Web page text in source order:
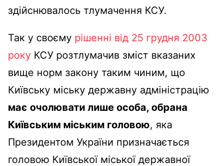
здійснювалось тлумачення КСУ.
Так у своєму рішенні від 25 грудня 2003
року КСУ розтлумачив зміст вказаних
вище норм закону таким чиним, що
Київську міську державну адміністрацію
має очолювати лише особа, обрана
Київським міським головою, яка
Президентом України призначається
головою Київської міської державної